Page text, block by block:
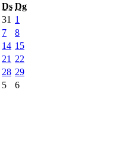
Ds Dg
31 1
7
8
14 15
21 22
28 29
5 6